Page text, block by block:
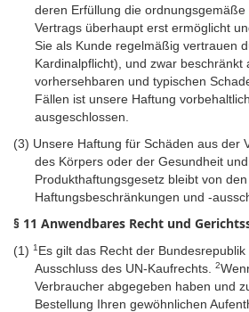
deren Erfüllung die
Vertrags überhaupt erst ermöglicht
Sie als Kunde regelmäßig vertrauen
Kardinalpflicht), und zwar beschränkt
vorhersehbaren und typischen
Fällen ist unsere Haftung
ausgeschlossen.
(3) Unsere Haftung für Schäden aus der
des Körpers oder der Gesundheit
Produkthaftungsgesetz bleibt von
Haftungsbeschränkungen und -
§ 11 Anwendbares Recht und
(1) 1 Es gilt das Recht der
Ausschluss des UN-Kaufrechts.
2
Verbraucher abgegeben haben und
Bestellung Ihren gewöhnlichen